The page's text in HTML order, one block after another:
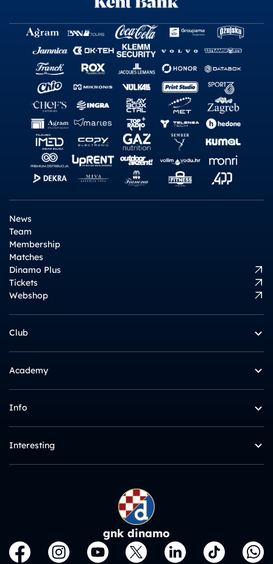
News
Team
Membership
Matches
Dinamo Plus
Tickets
Webshop
Club
Academy
Info
Interesting
gnk dinamo